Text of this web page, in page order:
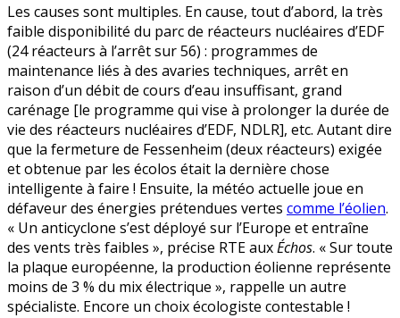
Les causes sont multiples. En cause, tout d’abord, la très
faible disponibilité du parc de réacteurs nucléaires d’EDF
(24 réacteurs à l’arrêt sur 56) : programmes de
maintenance liés à des avaries techniques, arrêt en
raison d’un débit de cours d’eau insuffisant, grand
carénage [le programme qui vise à prolonger la durée de
vie des réacteurs nucléaires d’EDF, NDLR], etc. Autant dire
que la fermeture de Fessenheim (deux réacteurs) exigée
et obtenue par les écolos était la dernière chose
intelligente à faire ! Ensuite, la météo actuelle joue en
défaveur des énergies prétendues vertes comme l’éolien.
« Un anticyclone s’est déployé sur l’Europe et entraîne
des vents très faibles », précise RTE auxÉchos. « Sur toute
la plaque européenne, la production éolienne représente
moins de 3 % du mix électrique », rappelle un autre
spécialiste. Encore un choix écologiste contestable !